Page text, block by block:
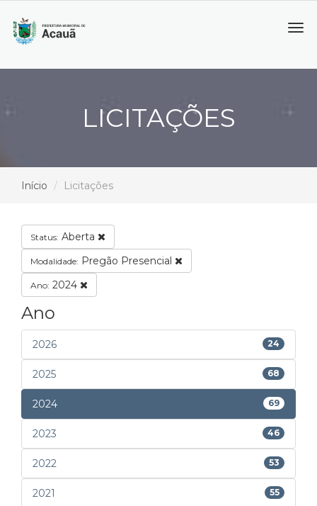
LICITAÇÕES
Início Licitações
Status: Aberta
Modalidade: Pregão Presencial
Ano: 2024
Ano
2026 24
2025 68
2024 69
2023 46
2022 53
2021 55